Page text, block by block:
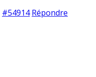
#54914 Répondre